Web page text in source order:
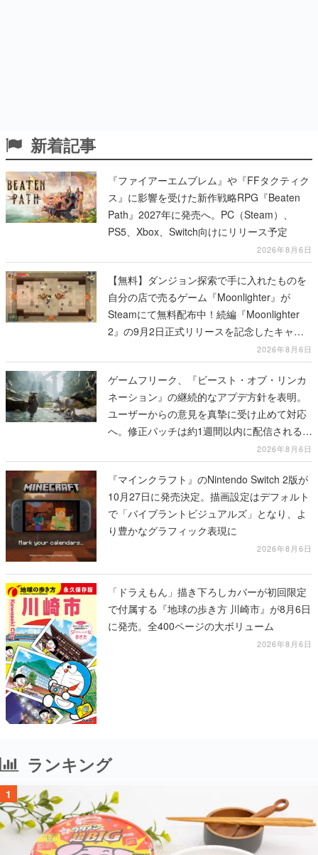
新着記事
『ファイアーエムブレム』や『FFタクティク
ス』に影響を受けた新作戦略RPG『Beaten
Path』2027年に発売へ。PC（Steam）、
PS5、Xbox、Switch向けにリリース予定
2026年8月6日
【無料】ダンジョン探索で手に入れたものを
自分の店で売るゲーム『Moonlighter』が
Steamにて無料配布中！続編『Moonlighter
2』の9月2日正式リリースを記念したキャン
2026年8月6日
ゲームフリーク、『ビースト・オブ・リンカ
ネーション』の継続的なアプデ方針を表明。
ユーザーからの意見を真摯に受け止めて対応
へ。修正パッチは約1週間以内に配信される予
2026年8月6日
『マインクラフト』のNintendo Switch 2版が
10月27日に発売決定。描画設定はデフォルト
で「バイブラントビジュアルズ」となり、よ
り豊かなグラフィック表現に
2026年8月6日
「ドラえもん」描き下ろしカバーが初回限定
で付属する『地球の歩き方 川崎市』が8月6日
に発売。全400ページの大ボリューム
2026年8月6日
ランキング
1